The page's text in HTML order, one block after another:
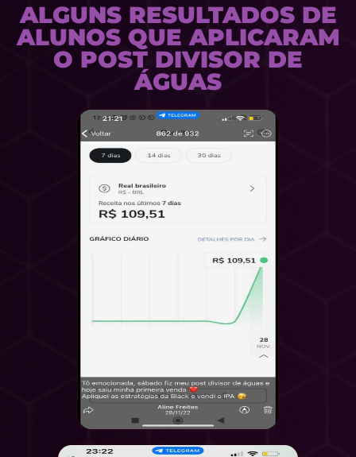
ALGUNS RESULTADOS DE
ALUNOS QUE APLICARAM
O POST DIVISOR DE
ÁGUAS